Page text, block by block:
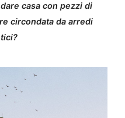
casa con pezzi di
circondata da arredi